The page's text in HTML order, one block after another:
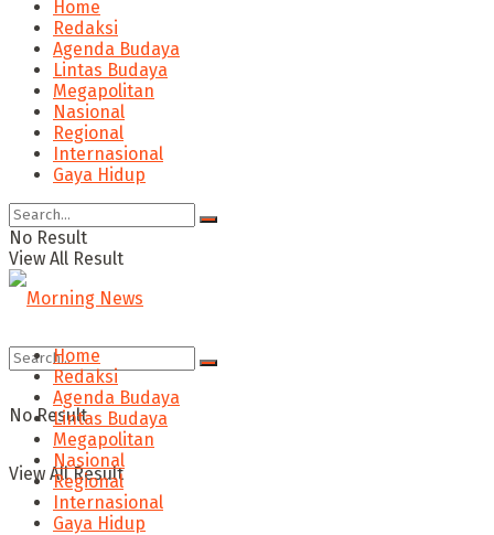
Home
Redaksi
Agenda Budaya
Lintas Budaya
Megapolitan
Nasional
Regional
Internasional
Gaya Hidup
No Result
View All Result
No Result
View All Result
Home
Redaksi
Agenda Budaya
Lintas Budaya
Megapolitan
Nasional
Regional
Internasional
Gaya Hidup